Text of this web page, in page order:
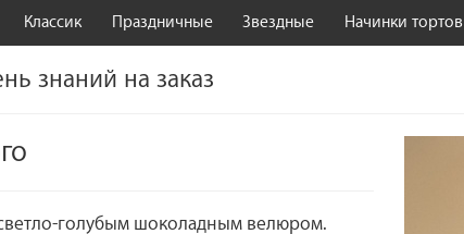
Классик Праздничные Звездные Начинки тортов
знаний на заказ
голубым шоколадным велюром.